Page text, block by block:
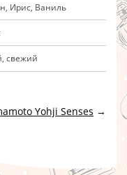
Ирис, Ваниль
свежий
Yohji Senses →